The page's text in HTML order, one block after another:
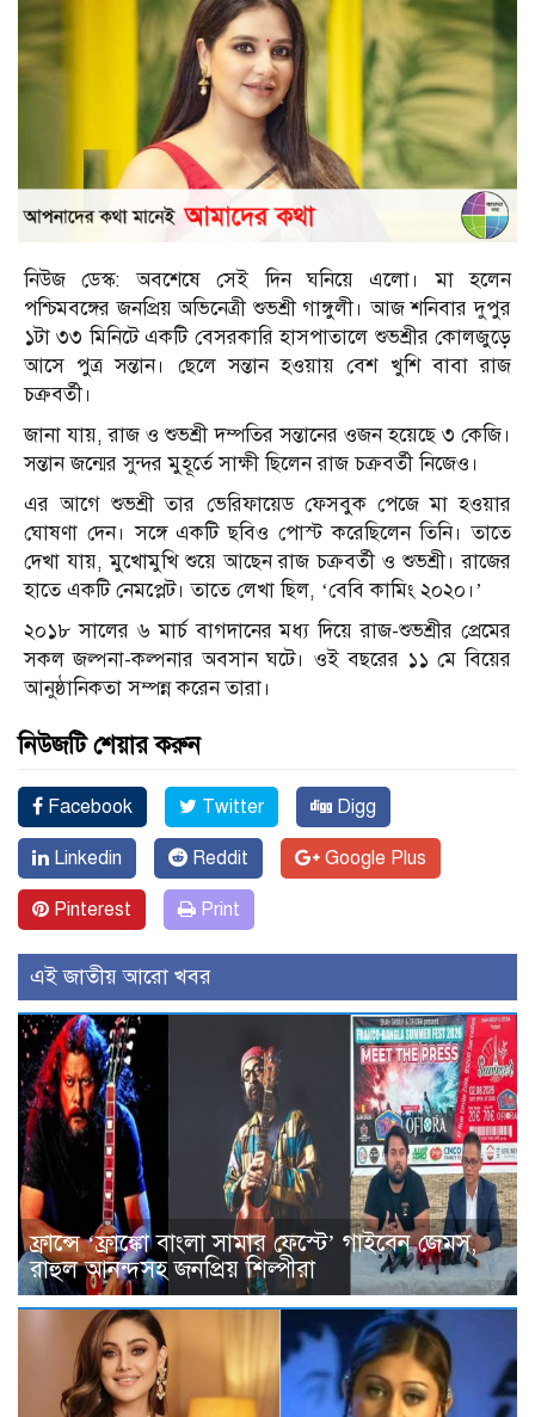
নিউজ ডেস্ক: অবশেষে সেই দিন ঘনিয়ে এলো। মা হলেন
পশ্চিমবঙ্গের জনপ্রিয় অভিনেত্রী শুভশ্রী গাঙ্গুলী। আজ শনিবার দুপুর
১টা ৩৩ মিনিটে একটি বেসরকারি হাসপাতালে শুভশ্রীর কোলজুড়ে
আসে পুত্র সন্তান। ছেলে সন্তান হওয়ায় বেশ খুশি বাবা রাজ
চক্রবর্তী।
জানা যায়, রাজ ও শুভশ্রী দম্পতির সন্তানের ওজন হয়েছে ৩ কেজি।
সন্তান জন্মের সুন্দর মুহূর্তে সাক্ষী ছিলেন রাজ চক্রবর্তী নিজেও।
এর আগে শুভশ্রী তার ভেরিফায়েড ফেসবুক পেজে মা হওয়ার
ঘোষণা দেন। সঙ্গে একটি ছবিও পোস্ট করেছিলেন তিনি। তাতে
দেখা যায়, মুখোমুখি শুয়ে আছেন রাজ চক্রবর্তী ও শুভশ্রী। রাজের
হাতে একটি নেমপ্লেট। তাতে লেখা ছিল, ‘বেবি কামিং ২০২০।’
২০১৮ সালের ৬ মার্চ বাগদানের মধ্য দিয়ে রাজ-শুভশ্রীর প্রেমের
সকল জল্পনা-কল্পনার অবসান ঘটে। ওই বছরের ১১ মে বিয়ের
আনুষ্ঠানিকতা সম্পন্ন করেন তারা।
নিউজটি শেয়ার করুন
Facebook Twitter Digg
Linkedin Reddit Google Plus
Pinterest Print
এই জাতীয় আরো খবর
ফ্রান্সে ‘ফ্রাঙ্কো বাংলা সামার ফেস্টে’ গাইবেন জেমস,
রাহুল আনন্দসহ জনপ্রিয় শিল্পীরা